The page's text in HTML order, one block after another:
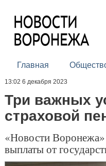
Главная
13:02 6 декабря 2023
Три важных
страховой
«Новости Воронежа»
выплаты от